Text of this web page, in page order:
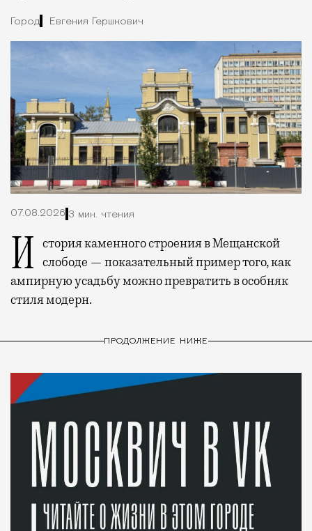
Город Евгения Гершкович
07.08.2026 3 мин. чтения
История каменного строения в Мещанской слободе — показательный пример того, как
ампирную усадьбу можно превратить в особняк
стиля модерн.
ПРОДОЛЖЕНИЕ НИЖЕ